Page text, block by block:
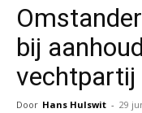
bij
vechtpartij
Door Hans Hulswit - 29